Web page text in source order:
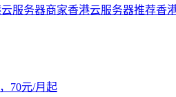
服务器商家香港云服务器推荐香
70元/月起